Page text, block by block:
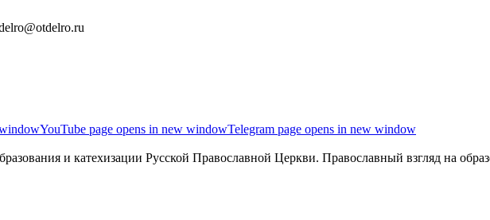
YouTube page opens in new windowTelegram page opens in new window
и катехизации Русской Православной Церкви. Православный взгляд на